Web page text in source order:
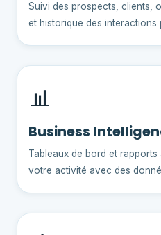
Suivi des prospects, clients,
et historique des interactions
📊
Business
Tableaux de bord et
votre activité avec des